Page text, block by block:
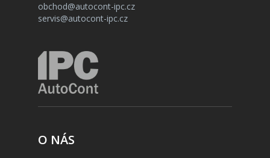
obchod@autocont-ipc.cz
servis@autocont-ipc.cz
O NÁS